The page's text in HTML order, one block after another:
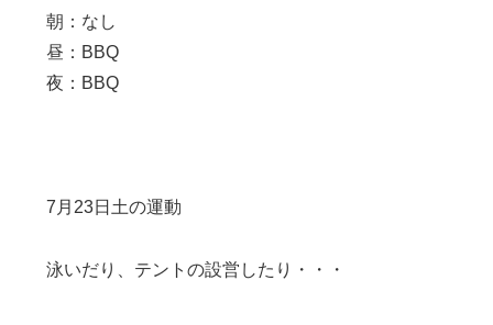
朝：なし
昼：BBQ
夜：BBQ
7月23日土の運動
泳いだり、テントの設営したり・・・